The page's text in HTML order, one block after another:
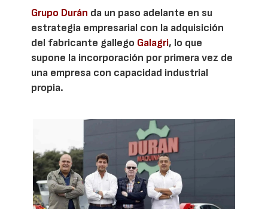
Grupo Durán da un paso adelante en su
estrategia empresarial con la adquisición
del fabricante gallego Galagri, lo que
supone la incorporación por primera vez de
una empresa con capacidad industrial
propia.